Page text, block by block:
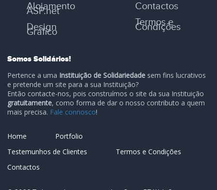
Alojamento
ASP.net
Design
Gráfico
Contactos
Termos e
Condições
Somos Solidários!
Pertence a uma Instituição de Solidariedade sem fins lucrativos
e pretende um site para a sua Instituição?
Então contacte-nos, pois construímos o site da sua Instituição
gratuitamente, como forma de dar o nosso contributo a quem
mais precisa. Fale connosco!
Home
Portfolio
Testemunhos de Clientes
Termos e Condições
Contactos